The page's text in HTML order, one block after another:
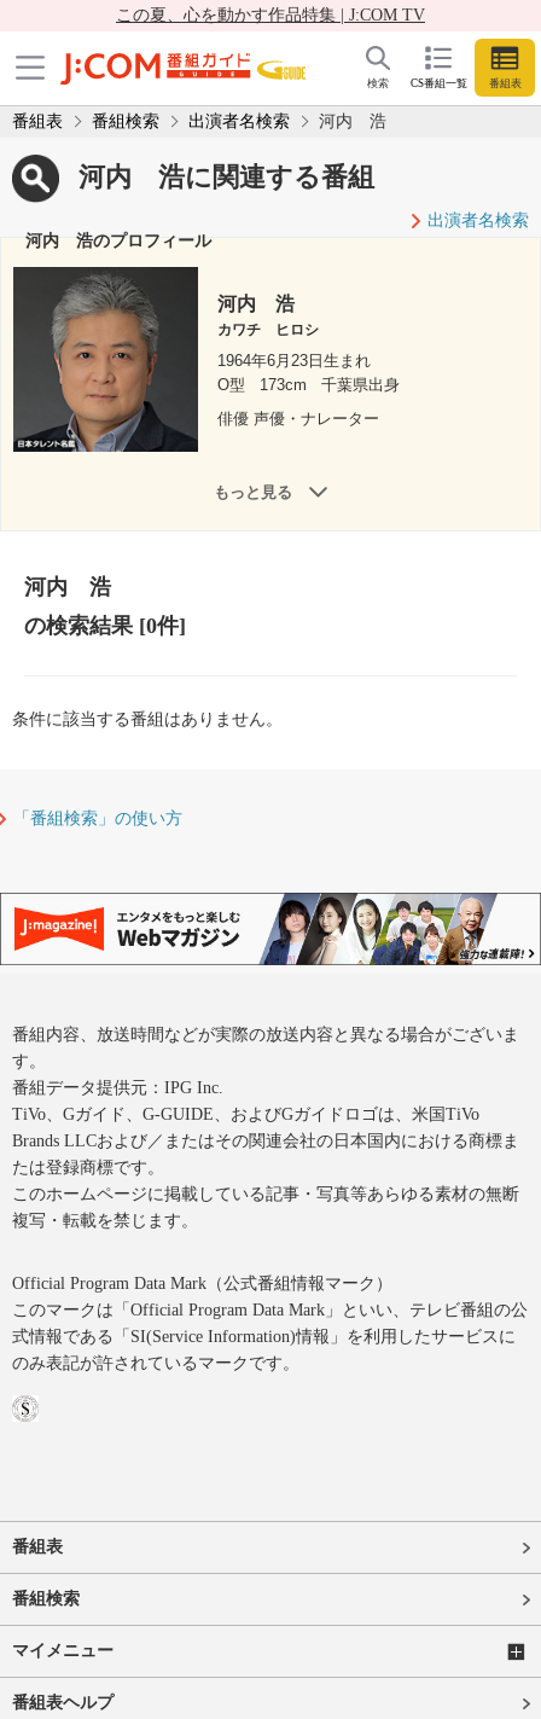
この夏、心を動かす作品特集 | J:COM TV
CS番組一覧 番組表
検索
番組表 番組検索 出演者名検索 河内 浩
河内 浩に関連する番組
出演者名検索
河内 浩のプロフィール
河内 浩
カワチ ヒロシ
1964年6月23日生まれ
O型
173cm
千葉県出身
俳優 声優・ナレーター
もっと見る
河内 浩
の検索結果[0件]
条件に該当する番組はありません。
「番組検索」の使い方
番組内容、放送時間などが実際の放送内容と異なる場合がございま
す。
番組データ提供元：IPG Inc.
TiVo、Gガイド、G-GUIDE、およびGガイドロゴは、米国TiVo
Brands LLCおよび／またはその関連会社の日本国内における商標ま
たは登録商標です。
このホームページに掲載している記事・写真等あらゆる素材の無断
複写・転載を禁じます。
Official Program Data Mark（公式番組情報マーク）
このマークは「Official Program Data Mark」といい、テレビ番組の公
式情報である「SI(Service Information)情報」を利用したサービスに
のみ表記が許されているマークです。
番組表
番組検索
マイメニュー
番組表ヘルプ